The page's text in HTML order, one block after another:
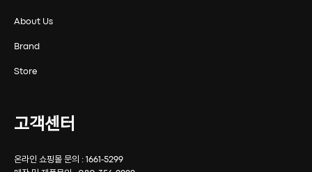
About Us
Brand
Store
고객센터
온라인 쇼핑몰 문의 : 1661-5299